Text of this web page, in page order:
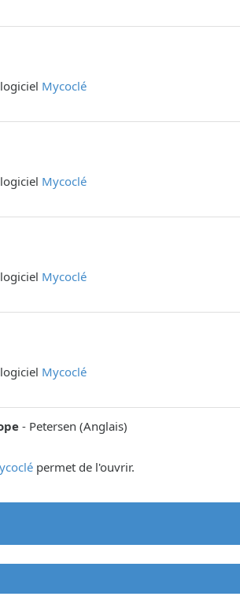
Mycoclé
Mycoclé
Mycoclé
Mycoclé
- Petersen (Anglais)
permet de l'ouvrir.